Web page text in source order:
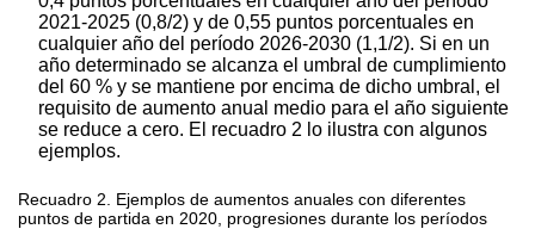
2021-2025 (0,8/2) y de 0,55 puntos porcentuales en
cualquier año del período 2026-2030 (1,1/2). Si en un
año determinado se alcanza el umbral de cumplimiento
del 60 % y se mantiene por encima de dicho umbral, el
requisito de aumento anual medio para el año siguiente
se reduce a cero. El recuadro 2 lo ilustra con algunos
ejemplos.
Recuadro 2. Ejemplos de aumentos anuales con diferentes
puntos de partida en 2020, progresiones durante los períodos